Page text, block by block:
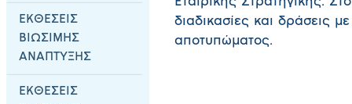
ΕΚΘΕΣΕΙΣ
ΒΙΩΣΙΜΗΣ
ΑΝΑΠΤΥΞΗΣ
ΕΚΘΕΣΕΙΣ
διαδικασίες και δράσεις
αποτυπώματος.